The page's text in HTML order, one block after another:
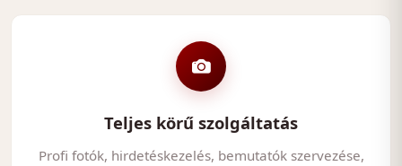
Teljes körű szolgáltatás
Profi fotók, hirdetéskezelés, bemutatók szervezése,